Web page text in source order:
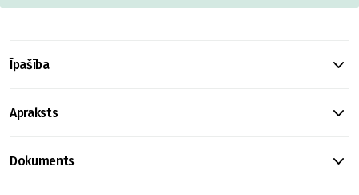
Īpašība
Apraksts
Dokuments